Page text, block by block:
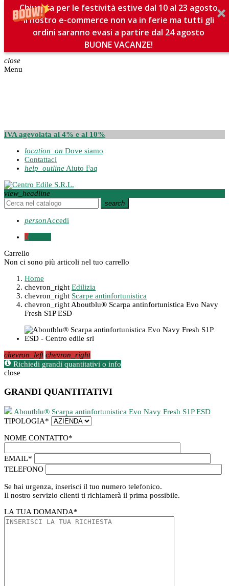
Chiusura per le festività estive dal 10 al 23 agosto
Il nostro e-commerce non va in ferie ma tutti gli
ordini saranno evasi a partire dal 24 agosto
BUONE VACANZE!
close
Menu
IVA agevolata al 4% e al 10%
location_on Dove siamo
Contattaci
help_outline Aiuto Faq
view_headline
search
personAccedi
0
Carrello
Non ci sono più articoli nel tuo carrello
Home
chevron_right Edilizia
chevron_right Scarpe antinfortunistica
chevron_right Aboutblu® Scarpa antinfortunistica Evo Navy
Fresh S1P ESD
chevron_left chevron_right
Richiedi grandi quantitativi o info
close
GRANDI QUANTITATIVI
Aboutblu® Scarpa antinfortunistica Evo Navy Fresh S1P ESD
TIPOLOGIA*
NOME CONTATTO*
EMAIL*
TELEFONO
Se hai urgenza, inserisci il tuo numero telefonico.
Il nostro servizio clienti ti richiamerà il prima possibile.
LA TUA DOMANDA*